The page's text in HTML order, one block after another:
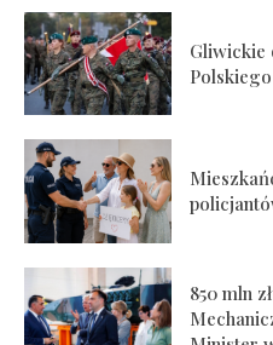
Gliwickie
Polskiego
850 mln